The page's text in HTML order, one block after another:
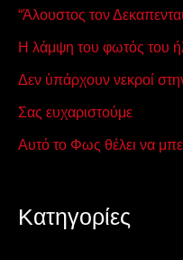
“Άλουστος τον
Η λάμψη του φωτός του
Δεν ὑπάρχουν νεκροί
Σας ευχαριστούμε
Αυτό το Φως θέλει να
Kατηγορίες